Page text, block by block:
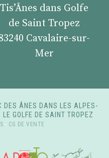
Tis’Ânes dans Golfe
de Saint Tropez
Cavalaire-sur-
Mer
DES ÂNES DANS LES ALPES-
GOLFE DE SAINT TROPEZ
- CG DE VENTE